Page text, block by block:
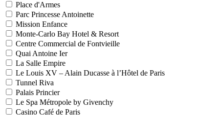
Place d'Armes
Parc Princesse Antoinette
Mission Enfance
Monte-Carlo Bay Hotel & Resort
Centre Commercial de Fontvieille
Quai Antoine Ier
La Salle Empire
Le Louis XV – Alain Ducasse à l’Hôtel de Paris
Tunnel Riva
Palais Princier
Le Spa Métropole by Givenchy
Casino Café de Paris